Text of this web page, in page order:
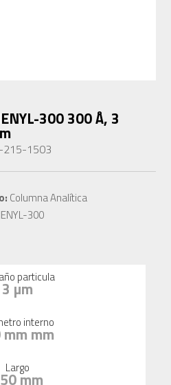
300 300 Å, 3
215-1503
Columna Analítica
300
particula
3 µm
interno
mm
Largo
mm